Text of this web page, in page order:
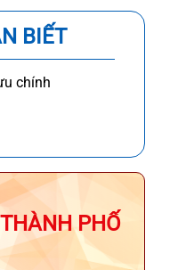
BIẾT
chính
PHỐ